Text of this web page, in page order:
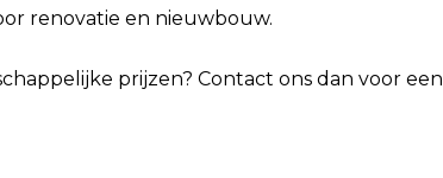
renovatie en nieuwbouw.
prijzen? Contact ons dan voor een